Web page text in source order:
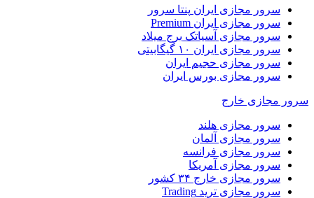
سرور مجازی ایران پنتا سرور
سرور مجازی ایران Premium
سرور مجازی آسیاتک برج میلاد
سرور مجازی ایران ۱۰ گیگابیتی
سرور مجازی حجیم ایران
سرور مجازی بورس ایران
سرور مجازی خارج
سرور مجازی هلند
سرور مجازی آلمان
سرور مجازی فرانسه
سرور مجازی آمریکا
سرور مجازی خارج ۳۴ کشور
سرور مجازی ترید Trading